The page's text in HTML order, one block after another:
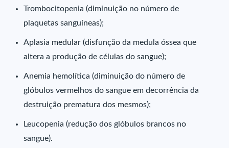
Trombocitopenia (diminuição no número de
plaquetas sanguíneas);
Aplasia medular (disfunção da medula óssea que
altera a produção de células do sangue);
Anemia hemolítica (diminuição do número de
glóbulos vermelhos do sangue em decorrência da
destruição prematura dos mesmos);
Leucopenia (redução dos glóbulos brancos no
sangue).